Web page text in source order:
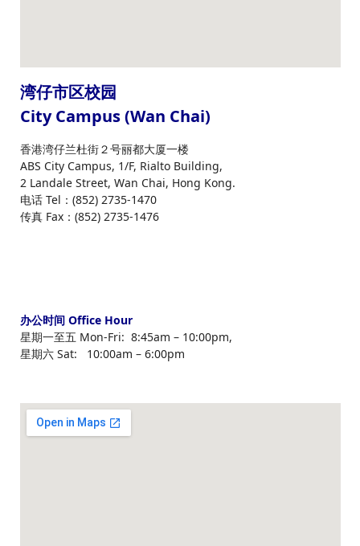
湾仔市区校园
City Campus (Wan Chai)
香港湾仔兰杜街２号丽都大厦一楼
ABS City Campus, 1/F, Rialto Building,
2 Landale Street, Wan Chai, Hong Kong.
电话 Tel：(852) 2735-1470
传真 Fax：(852) 2735-1476
办公时间 Office Hour
星期一至五 Mon-Fri: 8:45am – 10:00pm,
星期六 Sat: 10:00am – 6:00pm